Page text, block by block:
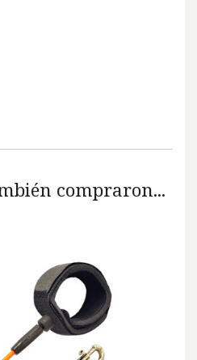
compraron...